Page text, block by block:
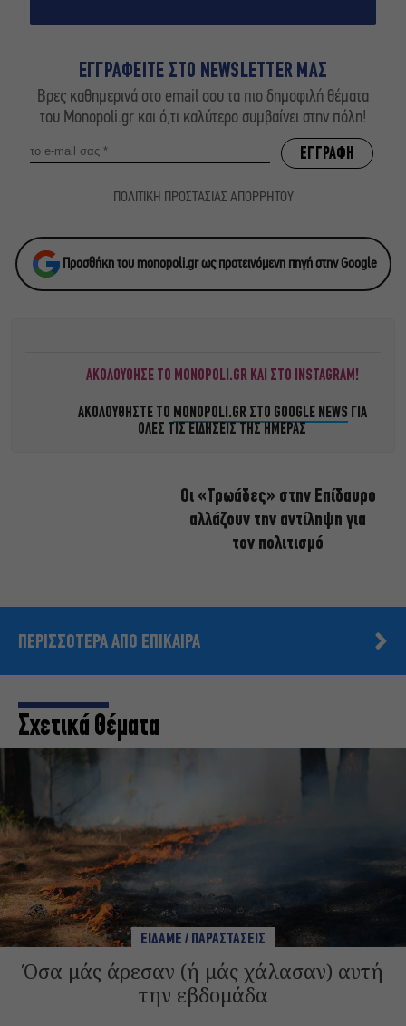
ΕΓΓΡΑΦΕΙΤΕ ΣΤΟ NEWSLETTER ΜΑΣ
Βρες καθημερινά στο email σου τα πιο δημοφιλή θέματα
του Monopoli.gr και ό,τι καλύτερο συμβαίνει στην πόλη!
ΠΟΛΙΤΙΚΗ ΠΡΟΣΤΑΣΙΑΣ ΑΠΟΡΡΗΤΟΥ
Προσθήκη του monopoli.gr ως προτεινόμενη πηγή στην Google
ΑΚΟΛΟΥΘΗΣΕ ΤΟ MONOPOLI.GR ΚΑΙ ΣΤΟ INSTAGRAM!
ΑΚΟΛΟΥΘΗΣΤΕ ΤΟ MONOPOLI.GR ΣΤΟ GOOGLE NEWS ΓΙΑ
ΟΛΕΣ ΤΙΣ ΕΙΔΗΣΕΙΣ ΤΗΣ ΗΜΕΡΑΣ
Οι «Τρωάδες» στην Επίδαυρο
αλλάζουν την αντίληψη για
τον πολιτισμό
ΠΕΡΙΣΣΟΤΕΡΑ ΑΠΟ ΕΠΙΚΑΙΡΑ
Σχετικά Θέματα
ΕΙΔΑΜΕ / ΠΑΡΑΣΤΑΣΕΙΣ
Όσα μάς άρεσαν (ή μάς χάλασαν) αυτή
την εβδομάδα